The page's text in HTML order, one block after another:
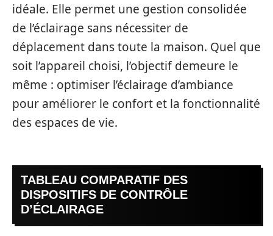
idéale. Elle permet une gestion consolidée
de l’éclairage sans nécessiter de
déplacement dans toute la maison. Quel que
soit l’appareil choisi, l’objectif demeure le
même : optimiser l’éclairage d’ambiance
pour améliorer le confort et la fonctionnalité
des espaces de vie.
TABLEAU COMPARATIF DES
DISPOSITIFS DE CONTRÔLE
D’ÉCLAIRAGE